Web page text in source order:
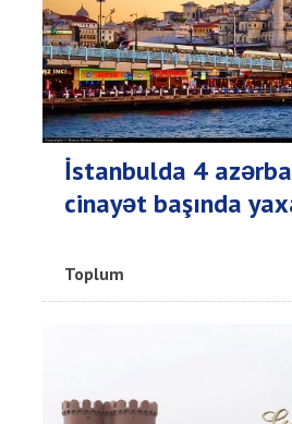
İstanbulda 4
cinayət başında
Toplum